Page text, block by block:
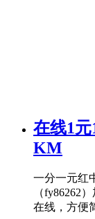
在线1
KM
一分一元红
（fy86262
在线，方便